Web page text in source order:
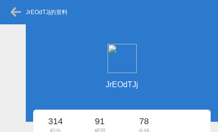
JrEOdTJj的资料
JrEOdTJj
314 91 78